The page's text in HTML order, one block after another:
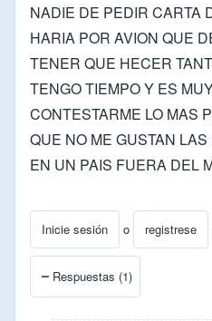
NADIE DE PEDIR CARTA
HARIA POR AVION QUE
TENER QUE HECER
TENGO TIEMPO Y ES
CONTESTARME LO MAS
QUE NO ME GUSTAN
EN UN PAIS FUERA DEL
Inicie sesión o registrese
Respuestas (1)